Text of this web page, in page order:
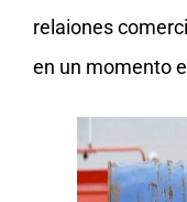
relaiones
en un momento